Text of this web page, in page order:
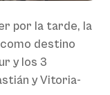
por la tarde, la
destino
y los 3
y Vitoria-